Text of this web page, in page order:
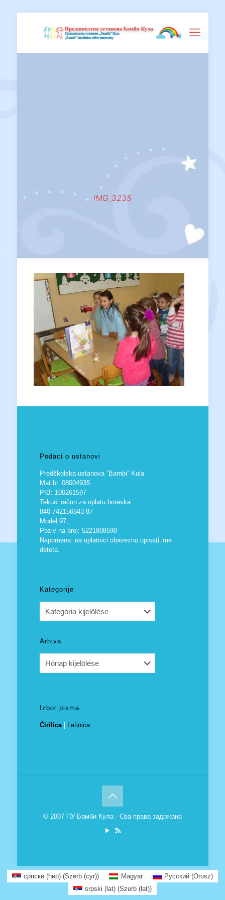
IMG_3235
Podaci o ustanovi
Predškolska ustanova ”Bambi” Kula
Mat.br. 08004935
PIB: 100261597
Tekući račun za uplatu boravka:
840-742156843-87
Model 97,
Poziv na broj: 5221808590
Napomena: na uplatnici obavezno upisati ime
deteta.
Kategorije
Arhiva
Izbor pisma
Ćirilica| Latinica
© 2007 ПУ Бамби Кула - Сва права задржана
српски (ћир) (Szerb (cyr)) Magyar Русский(Orosz)
srpski (lat) (Szerb (lat))